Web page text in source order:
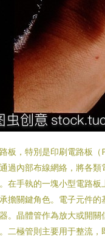
板，特別是印刷電路板
過內部布線網絡，將各
在手執的一塊小型電路
擔關鍵角色。電子元件
。晶體管作為放大或開
二極管則主要用于整流